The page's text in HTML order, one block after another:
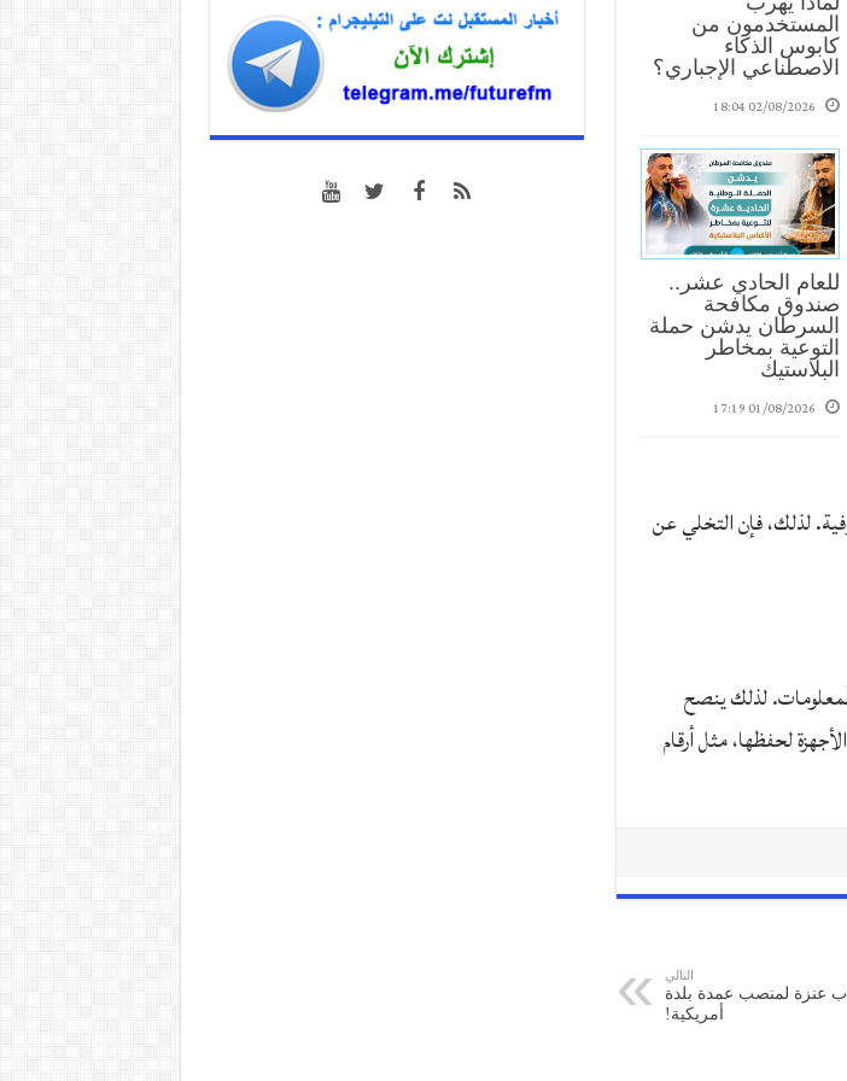
المستخدمون من
كابوس الذكاء
الاصطناعي الإجباري؟
02/08/2026 18:04
للعام الحادي عشر..
صندوق مكافحة
السرطان يدشن حملة
التوعية بمخاطر
البلاستيك
01/08/2026 17:19
لذلك، فإن التخلي عن
لذلك ينصح
لحفظها، مثل أرقام
التالي
عنزة لمنصب عمدة بلدة
أمريكية!